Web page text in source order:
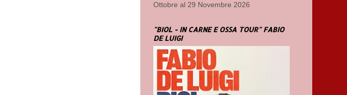
Ottobre al 29 Novembre 2026
"BIOL - IN CARNE E OSSA TOUR" FABIO
DE LUIGI